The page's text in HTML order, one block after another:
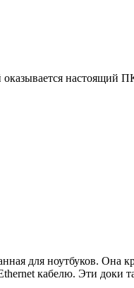
настоящий
для ноутбуков. Она
кабелю. Эти доки